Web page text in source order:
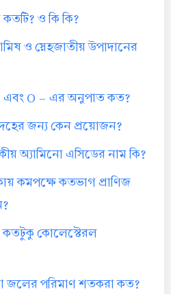
ও কি কি?
ও স্নেহজাতীয় উপাদানের
এবং O - এর অনুপাত কত?
জন্য কেন প্রয়োজন?
অ্যামিনো এসিডের নাম কি?
কমপক্ষে কতভাগ প্রাণিজ
কতটুকু কোলেস্টেরল
জলের পরিমাণ শতকরা কত?